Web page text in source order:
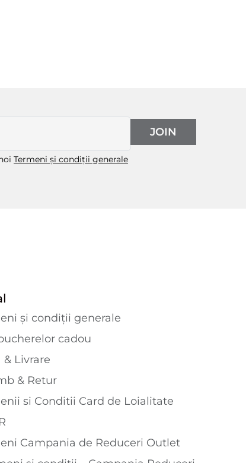
Termeni și condiții generale
JOIN
și condiții generale
cadou
& Livrare
& Retur
si Conditii Card de Loialitate
Campania de Reduceri Outlet